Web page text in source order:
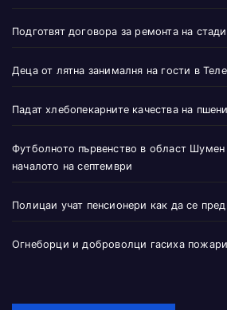
Подготвят договора за ремонта на
Деца от лятна занималня на гости в
Падат хлебопекарните качества на
Футболното първенство в област
началото на септември
Полицаи учат пенсионери как да се
Огнеборци и доброволци гасиха